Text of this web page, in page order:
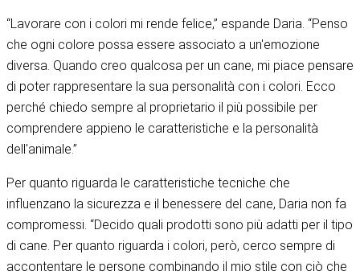
“Lavorare con i colori mi rende felice,” espande Daria. “Penso
che ogni colore possa essere associato a un'emozione
diversa. Quando creo qualcosa per un cane, mi piace pensare
di poter rappresentare la sua personalità con i colori. Ecco
perché chiedo sempre al proprietario il più possibile per
comprendere appieno le caratteristiche e la personalità
dell'animale.”
Per quanto riguarda le caratteristiche tecniche che
influenzano la sicurezza e il benessere del cane, Daria non fa
compromessi. “Decido quali prodotti sono più adatti per il tipo
di cane. Per quanto riguarda i colori, però, cerco sempre di
accontentare le persone combinando il mio stile con ciò che